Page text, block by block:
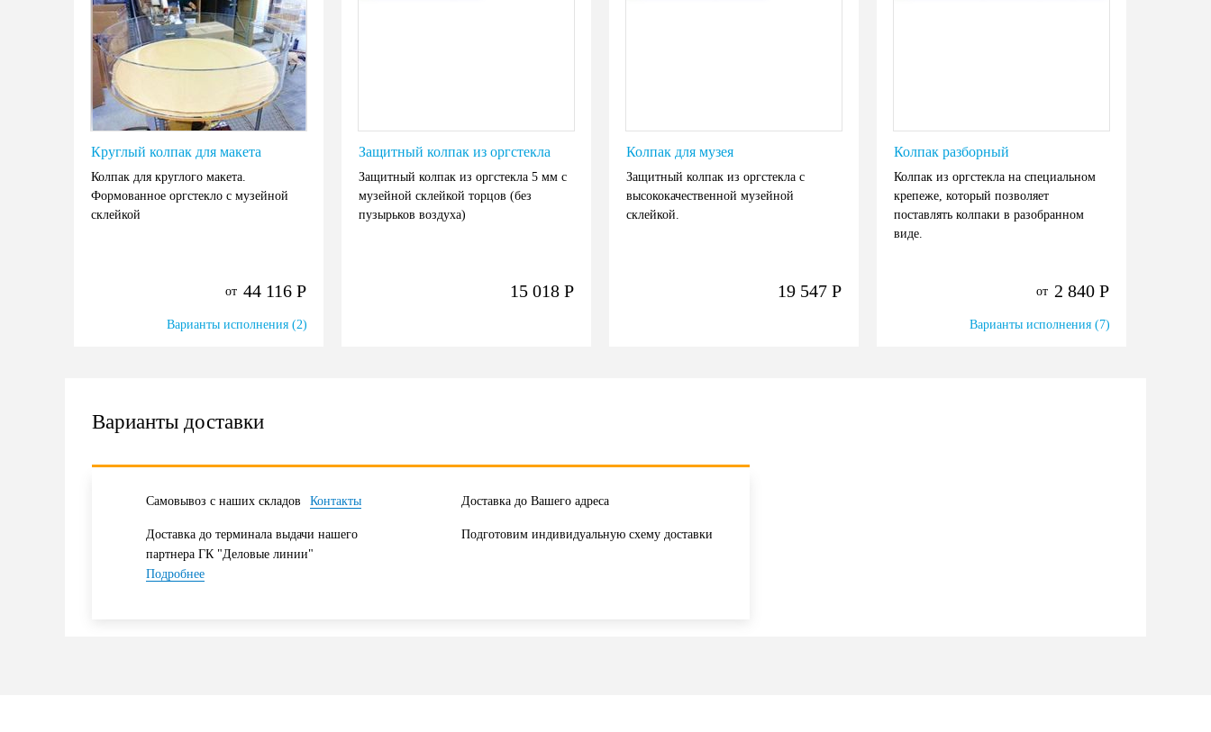
Круглый колпак для макета
Колпак для круглого макета.
Формованное оргстекло с музейной
склейкой
от 44 116 Р
Варианты исполнения (2)
Защитный колпак из оргстекла
Защитный колпак из оргстекла 5 мм с
музейной склейкой торцов (без
пузырьков воздуха)
15 018 Р
Колпак для музея
Защитный колпак из оргстекла с
высококачественной музейной
склейкой.
19 547 Р
Колпак разборный
Колпак из оргстекла на специальном
крепеже, который позволяет
поставлять колпаки в разобранном
виде.
от 2 840 Р
Варианты исполнения (7)
Варианты доставки
Самовывоз с наших складов Контакты Доставка до Вашего адреса
Доставка до терминала выдачи нашего
партнера ГК "Деловые линии"
Подробнее
Подготовим индивидуальную схему доставки